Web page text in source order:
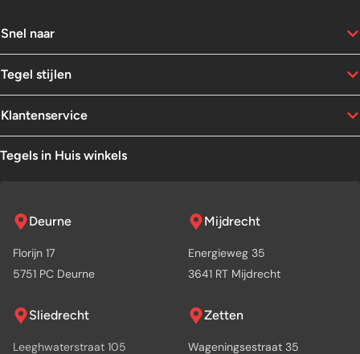
Snel naar
Tegel stijlen
Klantenservice
Tegels in Huis winkels
Deurne
Florijn 17
5751 PC Deurne
Mijdrecht
Energieweg 35
3641 RT Mijdrecht
Sliedrecht
Leeghwaterstraat 105
Zetten
Wageningsestraat 35